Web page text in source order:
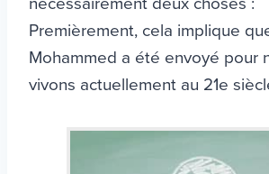
Premièrement, cela implique
Mohammed a été envoyé pour
vivons actuellement au 21e